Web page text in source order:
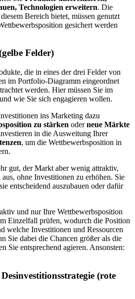
Technologien erweitern. Die
Bereich bietet, müssen genutzt
gesichert werden
Felder)
die in eines der drei Felder von
im Portfolio-Diagramm eingeordnet
werden. Hier müssen Sie im
wie Sie sich engagieren wollen.
ins Marketing dazu
zu stärken oderneue Märkte
in die Ausweitung Ihrer
, um die Wettbewerbsposition in
gut, der Markt aber wenig attraktiv,
ohne Investitionen zu erhöhen. Sie
entscheidend auszubauen oder dafür
und nur Ihre Wettbewerbsposition
Einzelfall prüfen, wodurch die Position
welche Investitionen und Ressourcen
Sie dabei die Chancen größer als die
Sie entsprechend agieren. Ansonsten:
(rote